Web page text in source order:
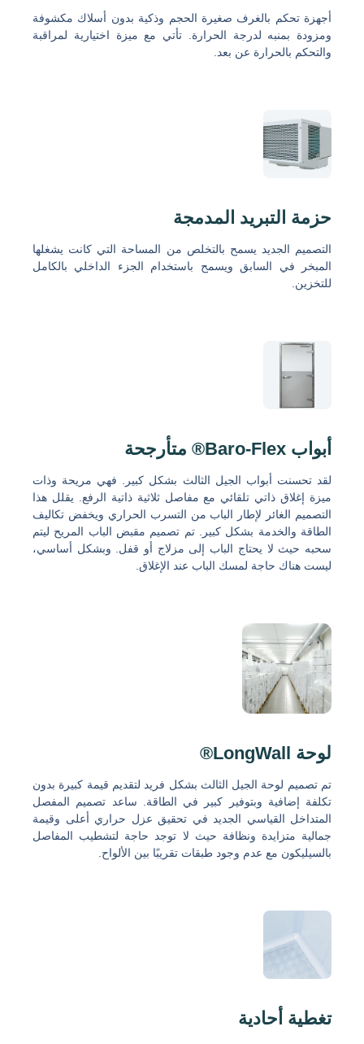
أجهزة تحكم بالغرف صغيرة الحجم وذكية بدون أسلاك مكشوفة
ومزودة بمنبه لدرجة الحرارة. تأتي مع ميزة اختيارية لمراقبة
والتحكم بالحرارة عن بعد.
حزمة التبريد المدمجة
التصميم الجديد يسمح بالتخلص من المساحة التي كانت يشغلها
المبخر في السابق ويسمح باستخدام الجزء الداخلي بالكامل
للتخزين.
أبواب Baro-Flex® متأرجحة
لقد تحسنت أبواب الجيل الثالث بشكل كبير. فهي مريحة وذات
ميزة إغلاق ذاتي تلقائي مع مفاصل ثلاثية ذاتية الرفع. يقلل هذا
التصميم الغائر لإطار الباب من التسرب الحراري ويخفض تكاليف
الطاقة والخدمة بشكل كبير. تم تصميم مقبض الباب المريح ليتم
سحبه حيث لا يحتاج الباب إلى مزلاج أو قفل. وبشكل أساسي،
ليست هناك حاجة لمسك الباب عند الإغلاق.
لوحة LongWall®
تم تصميم لوحة الجيل الثالث بشكل فريد لتقديم قيمة كبيرة بدون
تكلفة إضافية وبتوفير كبير في الطاقة. ساعد تصميم المفصل
المتداخل القياسي الجديد في تحقيق عزل حراري أعلى وقيمة
جمالية متزايدة ونظافة حيث لا توجد حاجة لتشطيب المفاصل
بالسيليكون مع عدم وجود طبقات تقريبًا بين الألواح.
تغطية أحادية